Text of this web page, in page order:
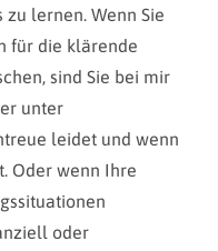
lernen. Wenn Sie
für die klärende
sind Sie bei mir
unter
leidet und wenn
Oder wenn Ihre
oder